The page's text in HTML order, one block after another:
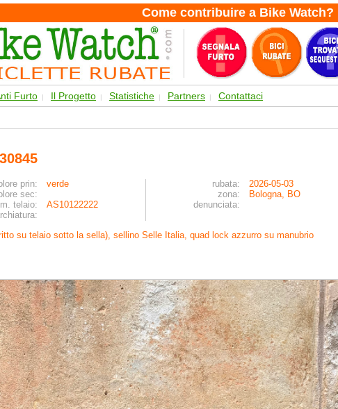
Come contribuire a Bike Watch?
Furto | Il Progetto | Statistiche | Partners | Contattaci
prin: verde rubata:
2026-05-03
sec: zona:
Bologna, BO
telaio: AS10122222
denunciata:
su telaio sotto la sella), sellino Selle Italia, quad lock azzurro su manubrio